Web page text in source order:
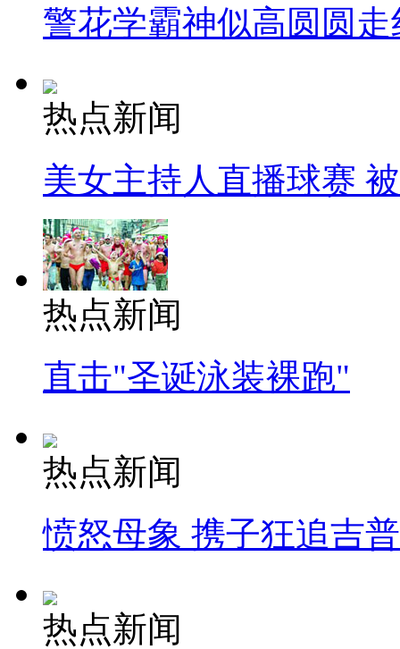
警花学霸神似高圆圆走
热点新闻
美女主持人直播球赛
热点新闻
直击"圣诞泳装裸跑"
热点新闻
愤怒母象 携子狂追吉
热点新闻